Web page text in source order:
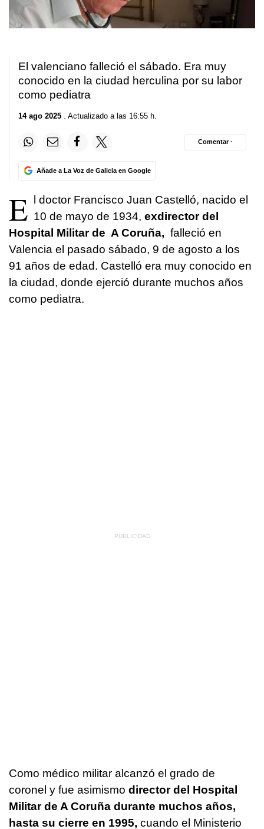
El valenciano falleció el sábado. Era muy
conocido en la ciudad herculina por su labor
como pediatra
14 ago 2025 . Actualizado a las 16:55 h.
Añade a La Voz de Galicia en Google
Comentar ·
E l doctor Francisco Juan Castelló, nacido el
10 de mayo de 1934, exdirector del
Hospital Militar de A Coruña, falleció en
Valencia el pasado sábado, 9 de agosto a los
91 años de edad. Castelló era muy conocido en
la ciudad, donde ejerció durante muchos años
como pediatra.
Como médico militar alcanzó el grado de
coronel y fue asimismo director del Hospital
Militar de A Coruña durante muchos años,
hasta su cierre en 1995, cuando el Ministerio